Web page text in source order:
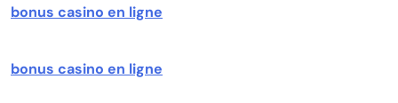
bonus casino en ligne
bonus casino en ligne